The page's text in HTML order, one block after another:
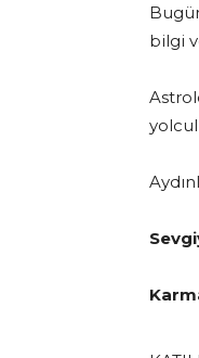
bilgi